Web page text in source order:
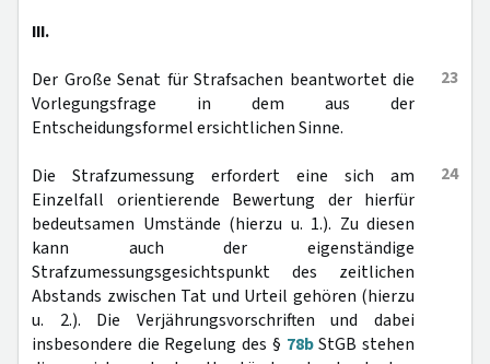
III.
23
Der Große Senat für Strafsachen beantwortet die
Vorlegungsfrage in dem aus der
Entscheidungsformel ersichtlichen Sinne.
24
Die Strafzumessung erfordert eine sich am
Einzelfall orientierende Bewertung der hierfür
bedeutsamen Umstände (hierzu u. 1.). Zu diesen
kann auch der eigenständige
Strafzumessungsgesichtspunkt des zeitlichen
Abstands zwischen Tat und Urteil gehören (hierzu
u. 2.). Die Verjährungsvorschriften und dabei
insbesondere die Regelung des § 78bStGB stehen